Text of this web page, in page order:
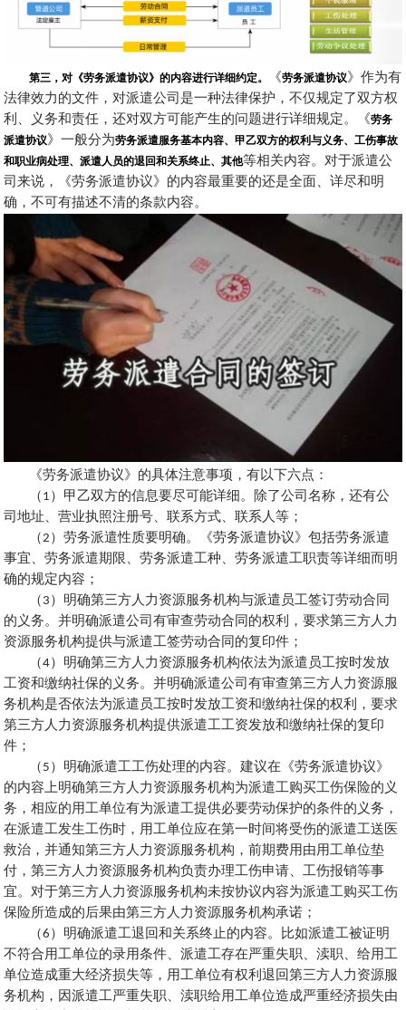
第三，对《劳务派遣协议》的内容进行详细约定。 《劳务派遣协议》作为有
法律效力的文件，对派遣公司是一种法律保护，不仅规定了双方权
利、义务和责任，还对双方可能产生的问题进行详细规定。《劳务
派遣协议》一般分为劳务派遣服务基本内容、甲乙双方的权利与义务、工伤事故
和职业病处理、派遣人员的退回和关系终止、其他等相关内容。对于派遣公
司来说，《劳务派遣协议》的内容最重要的还是全面、详尽和明
确，不可有描述不清的条款内容。
《劳务派遣协议》的具体注意事项，有以下六点：
（ 1 ）甲乙双方的信息要尽可能详细。除了公司名称，还有公
司地址、营业执照注册号、联系方式、联系人等；
（2 ）劳务派遣性质要明确。《劳务派遣协议》包括劳务派遣
事宜、劳务派遣期限、劳务派遣工种、劳务派遣工职责等详细而明
确的规定内容；
（ 3 ）明确第三方人力资源服务机构与派遣员工签订劳动合同
的义务。并明确派遣公司有审查劳动合同的权利，要求第三方人力
资源服务机构提供与派遣工签劳动合同的复印件；
（4 ）明确第三方人力资源服务机构依法为派遣员工按时发放
工资和缴纳社保的义务。并明确派遣公司有审查第三方人力资源服
务机构是否依法为派遣员工按时发放工资和缴纳社保的权利，要求
第三方人力资源服务机构提供派遣工工资发放和缴纳社保的复印
件；
（ 5 ）明确派遣工工伤处理的内容。建议在《劳务派遣协议》
的内容上明确第三方人力资源服务机构为派遣工购买工伤保险的义
务，相应的用工单位有为派遣工提供必要劳动保护的条件的义务，
在派遣工发生工伤时，用工单位应在第一时间将受伤的派遣工送医
救治，并通知第三方人力资源服务机构，前期费用由用工单位垫
付，第三方人力资源服务机构负责办理工伤申请、工伤报销等事
宜。对于第三方人力资源服务机构未按协议内容为派遣工购买工伤
保险所造成的后果由第三方人力资源服务机构承诺；
（6 ）明确派遣工退回和关系终止的内容。比如派遣工被证明
不符合用工单位的录用条件、派遣工存在严重失职、渎职、给用工
单位造成重大经济损失等，用工单位有权利退回第三方人力资源服
务机构，因派遣工严重失职、渎职给用工单位造成严重经济损失由